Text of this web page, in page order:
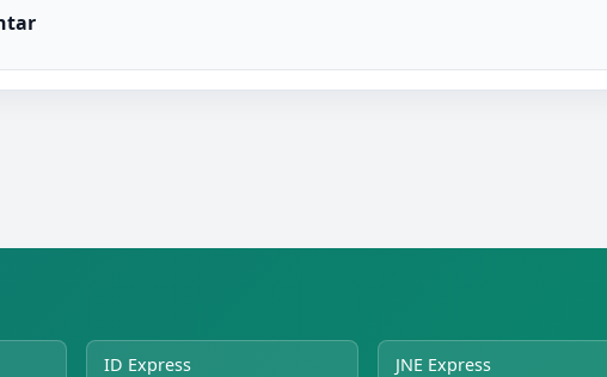
ID Express JNE Express